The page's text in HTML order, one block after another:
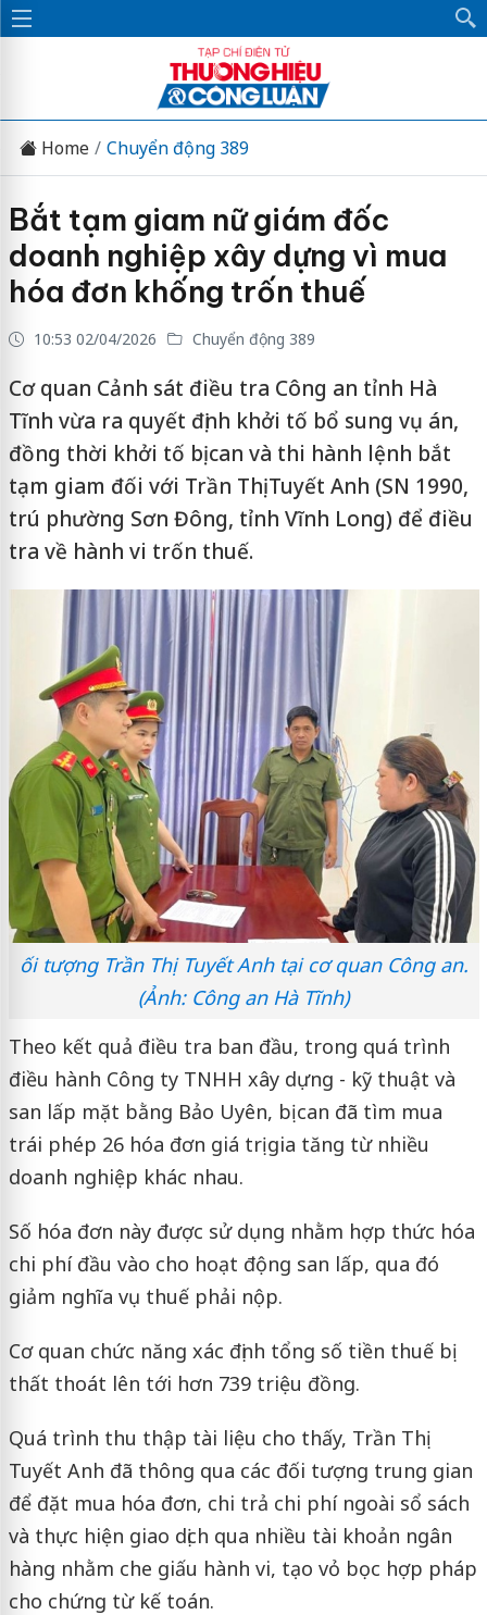
Home Chuyển động 389
Bắt tạm giam nữ giám đốc
doanh nghiệp xây dựng vì mua
hóa đơn khống trốn thuế
10:53 02/04/2026 Chuyển động 389
Cơ quan Cảnh sát điều tra Công an tỉnh Hà
Tĩnh vừa ra quyết định khởi tố bổ sung vụ án,
đồng thời khởi tố bị can và thi hành lệnh bắt
tạm giam đối với Trần Thị Tuyết Anh (SN 1990,
trú phường Sơn Đông, tỉnh Vĩnh Long) để điều
tra về hành vi trốn thuế.
ối tượng Trần Thị Tuyết Anh tại cơ quan Công an.
(Ảnh: Công an Hà Tĩnh)
Theo kết quả điều tra ban đầu, trong quá trình
điều hành Công ty TNHH xây dựng - kỹ thuật và
san lấp mặt bằng Bảo Uyên, bị can đã tìm mua
trái phép 26 hóa đơn giá trị gia tăng từ nhiều
doanh nghiệp khác nhau.
Số hóa đơn này được sử dụng nhằm hợp thức hóa
chi phí đầu vào cho hoạt động san lấp, qua đó
giảm nghĩa vụ thuế phải nộp.
Cơ quan chức năng xác định tổng số tiền thuế bị
thất thoát lên tới hơn 739 triệu đồng.
Quá trình thu thập tài liệu cho thấy, Trần Thị
Tuyết Anh đã thông qua các đối tượng trung gian
để đặt mua hóa đơn, chi trả chi phí ngoài sổ sách
và thực hiện giao dịch qua nhiều tài khoản ngân
hàng nhằm che giấu hành vi, tạo vỏ bọc hợp pháp
cho chứng từ kế toán.